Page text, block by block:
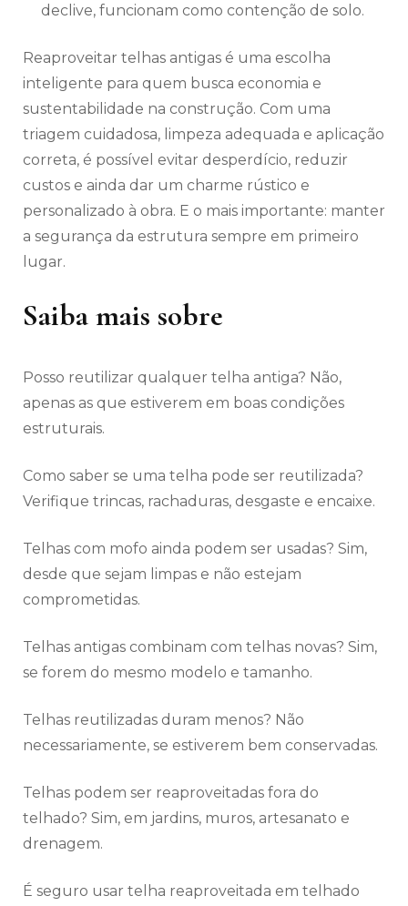
declive, funcionam como contenção de solo.
Reaproveitar telhas antigas é uma escolha
inteligente para quem busca economia e
sustentabilidade na construção. Com uma
triagem cuidadosa, limpeza adequada e aplicação
correta, é possível evitar desperdício, reduzir
custos e ainda dar um charme rústico e
personalizado à obra. E o mais importante: manter
a segurança da estrutura sempre em primeiro
lugar.
Saiba mais sobre
Posso reutilizar qualquer telha antiga? Não,
apenas as que estiverem em boas condições
estruturais.
Como saber se uma telha pode ser reutilizada?
Verifique trincas, rachaduras, desgaste e encaixe.
Telhas com mofo ainda podem ser usadas? Sim,
desde que sejam limpas e não estejam
comprometidas.
Telhas antigas combinam com telhas novas? Sim,
se forem do mesmo modelo e tamanho.
Telhas reutilizadas duram menos? Não
necessariamente, se estiverem bem conservadas.
Telhas podem ser reaproveitadas fora do
telhado? Sim, em jardins, muros, artesanato e
drenagem.
É seguro usar telha reaproveitada em telhado